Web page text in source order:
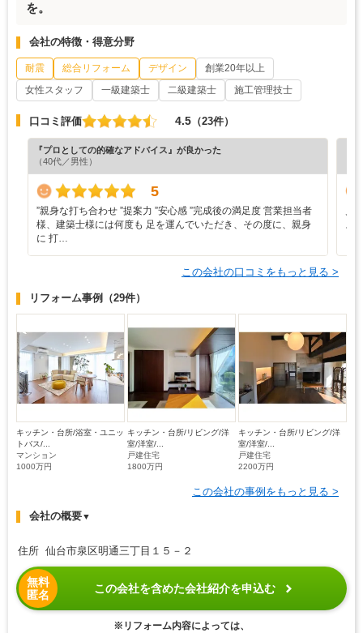
を。
会社の特徴・得意分野
耐震 総合リフォーム デザイン
創業20年以上
女性スタッフ
一級建築士 二級建築士 施工管理技士
口コミ評価 4.5 （23件）
『プロとしての的確なアドバイス』が良かった
（40代／男性）
5
”‬親身な打ち合わせ ‪”‬提案力 ‪”‬安心感 ‪”‬完成後の満足度 営業担当者
様、建築士様には何度も 足を運んでいただき、その度に、親身
に 打…
ス
この会社の口コミをもっと見る >
リフォーム事例 （29件）
キッチン・台所/浴室・ユニッ
トバス/...
マンション
1000万円
キッチン・台所/リビング/洋
室/洋室/...
戸建住宅
1800万円
キッチン・台所/リビング/洋
室/洋室/...
戸建住宅
2200万円
この会社の事例をもっと見る >
会社の概要▼
住所 仙台市泉区明通三丁目１５－２
無料
匿名
この会社を含めた会社紹介を申込む
※リフォーム内容によっては、